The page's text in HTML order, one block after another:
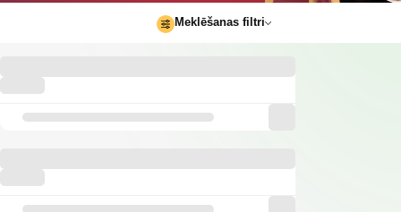
Meklēšanas filtri